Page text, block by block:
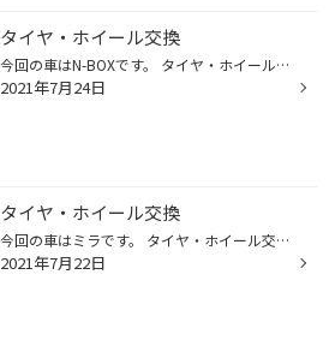
タイヤ・ホイール交換
今回の車はN-BOXです。 タイヤ・ホイール交換のご予約をいただきました。 ありがとうございますm(_ _)m 前回の、ミラのご家族で同じものをご予約をいただきました。 タイヤはセイバーリングSL201・ホイールはG-SPEED P-05Rです。 N-BOXにも赤い所がが入ってるのでとても合っています！ スゴクまとま...
2021年7月24日
タイヤ・ホイール交換
今回の車はミラです。 タイヤ・ホイール交換のご依頼をいただきました。 タイヤはセイバーリングSL101・ホイールはG-SPEED P-05Rです。 ホイールを変わるとガラッと印象が変わります。 イイ感じに赤いラインが目立ちます。 お買い上げありがとうございましたm(_ _)m
2021年7月22日